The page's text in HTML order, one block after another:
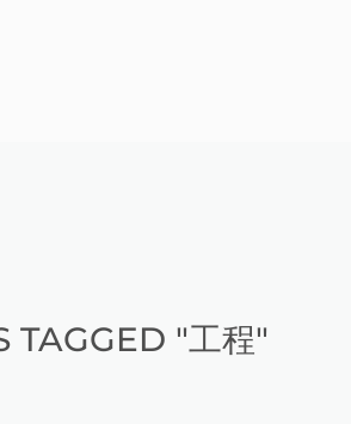
TAGGED "工程"